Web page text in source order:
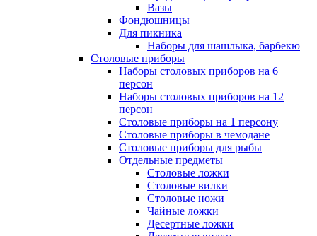
Вазы
Фондюшницы
Для пикника
Наборы для шашлыка, барбекю
Столовые приборы
Наборы столовых приборов на 6
персон
Наборы столовых приборов на 12
персон
Столовые приборы на 1 персону
Столовые приборы в чемодане
Столовые приборы для рыбы
Отдельные предметы
Столовые ложки
Столовые вилки
Столовые ножи
Чайные ложки
Десертные ложки